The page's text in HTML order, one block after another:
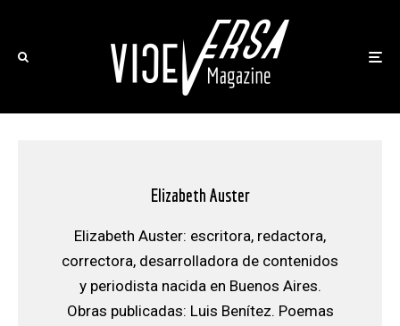
Elizabeth Auster
Elizabeth Auster: escritora, redactora,
correctora, desarrolladora de contenidos
y periodista nacida en Buenos Aires.
Obras publicadas: Luis Benítez. Poemas